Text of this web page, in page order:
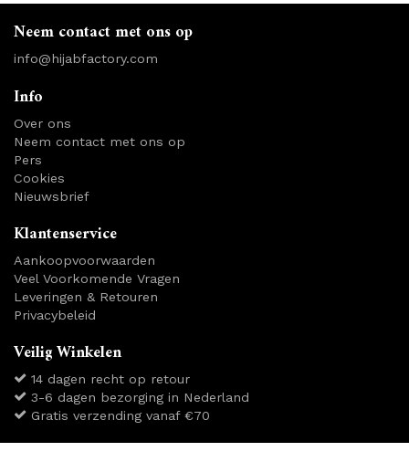
Neem contact met ons op
info@hijabfactory.com
Info
Over ons
Neem contact met ons op
Pers
Cookies
Nieuwsbrief
Klantenservice
Aankoopvoorwaarden
Veel Voorkomende Vragen
Leveringen & Retouren
Privacybeleid
Veilig Winkelen
14 dagen recht op retour
3-6 dagen bezorging in Nederland
Gratis verzending vanaf €70